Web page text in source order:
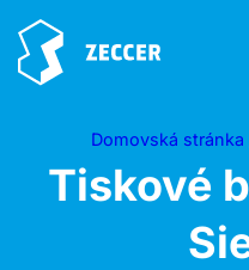
Domovská stránka
Tiskové